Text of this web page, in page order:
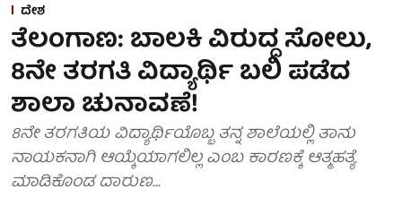
ದೇಶ
ತೆಲಂಗಾಣ: ಬಾಲಕಿ ವಿರುದ್ಧ ಸೋಲು,
8ನೇ ತರಗತಿ ವಿದ್ಯಾರ್ಥಿ ಬಲಿ ಪಡೆದ
ಶಾಲಾ ಚುನಾವಣೆ!
8ನೇ ತರಗತಿಯ ವಿದ್ಯಾರ್ಥಿಯೊಬ್ಬ ತನ್ನ ಶಾಲೆಯಲ್ಲಿ ತಾನು
ನಾಯಕನಾಗಿ ಆಯ್ಕೆಯಾಗಲಿಲ್ಲ ಎಂಬ ಕಾರಣಕ್ಕೆ ಆತ್ಮಹತ್ಯೆ
ಮಾಡಿಕೊಂಡ ದಾರುಣ...